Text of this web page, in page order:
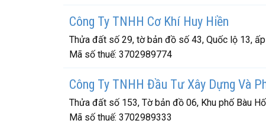
Công Ty TNHH Cơ Khí Huy Hiền
Thửa đất số 29, tờ bản đồ số 43, Quốc lộ 13,
Mã số thuế: 3702989774
Công Ty TNHH Đầu Tư Xây Dựng Và
Thửa đất số 153, Tờ bản đồ 06, Khu phố Bàu
Mã số thuế: 3702989333